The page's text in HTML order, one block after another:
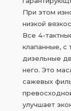
При этом
низкой
Все 4-
клапанные, с
дизельные
него. Это
сажевых
улучшает